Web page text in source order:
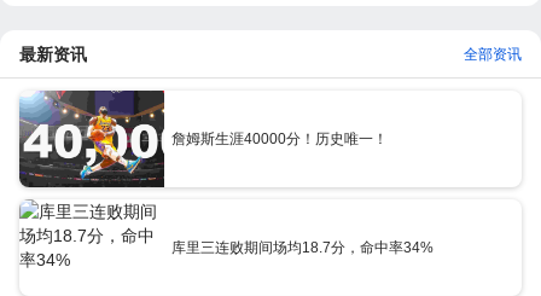
最新资讯 全部资讯
詹姆斯生涯40000分！历史唯一！
库里三连败期间场均18.7分，命中率34%